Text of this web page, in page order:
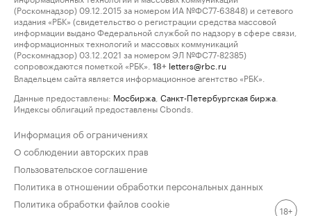
(Роскомнадзор) 09.12.2015 за номером ИА №ФС77-63848) и сетевого
издания «РБК» (свидетельство о регистрации средства массовой
информации выдано Федеральной службой по надзору в сфере связи,
информационных технологий и массовых коммуникаций
(Роскомнадзор) 03.12.2021 за номером ЭЛ №ФС77-82385)
сопровождаются пометкой «РБК».
18+ letters@rbc.ru
Владельцем сайта является информационное агентство «РБК».
Данные предоставлены: Мосбиржа Санкт-Петербургская биржа
Индексы облигаций предоставлены Cbonds.
Информация об ограничениях
О соблюдении авторских прав
Пользовательское соглашение
Политика в отношении обработки персональных данных
Политика обработки файлов cookie
18+